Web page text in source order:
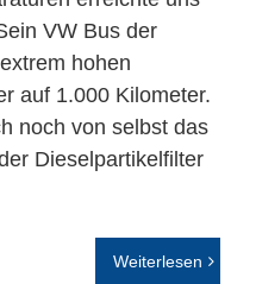
VW Bus der
hohen
auf 1.000 Kilometer.
noch von selbst das
Dieselpartikelfilter
Weiterlesen